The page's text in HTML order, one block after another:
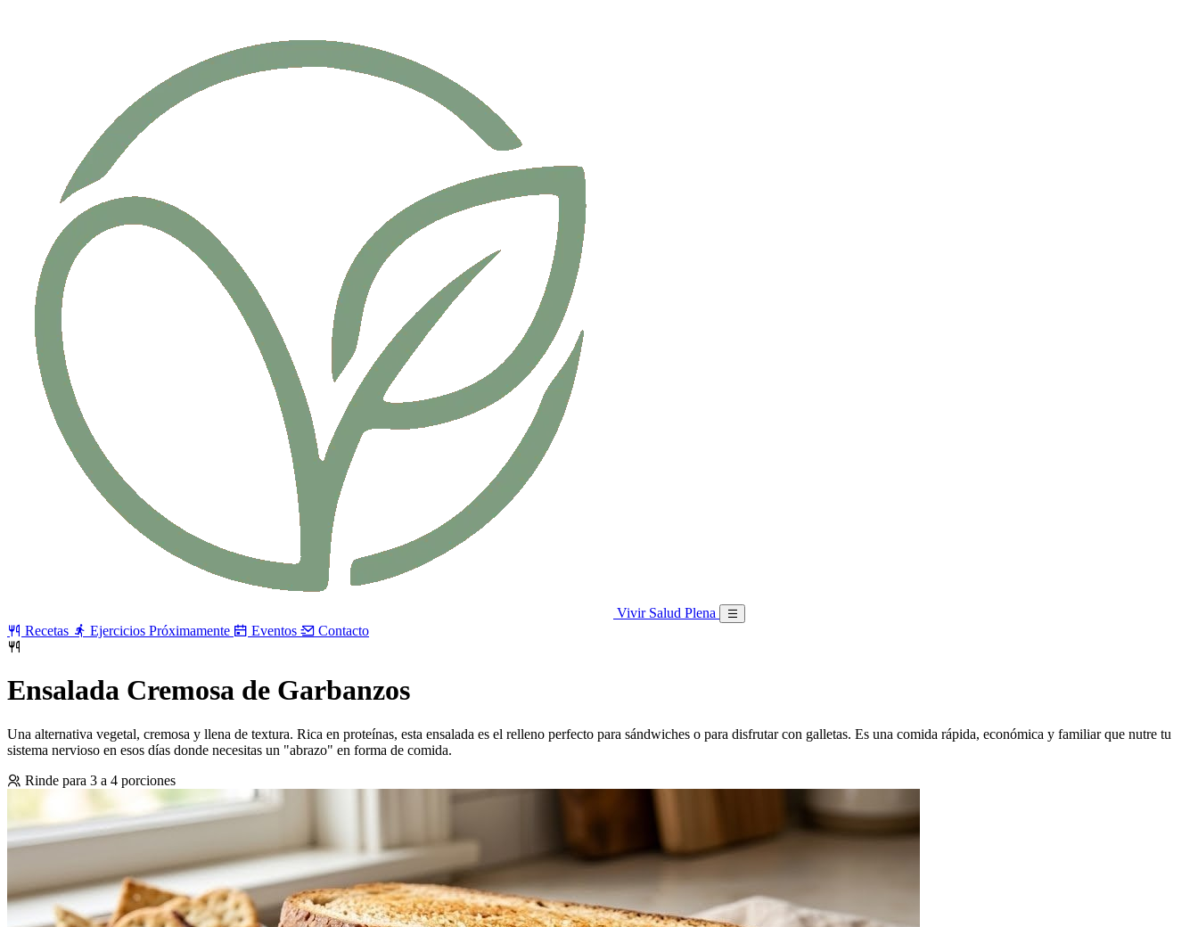
Vivir Salud Plena
Recetas
Ejercicios Próximamente Eventos Contacto
Ensalada Cremosa de Garbanzos
Una alternativa vegetal, cremosa y llena de textura. Rica en proteínas, esta ensalada es el relleno perfecto para sándwiches o para disfrutar con galletas. Es una comida rápida, económica y familiar que nutre tu
sistema nervioso en esos días donde necesitas un "abrazo" en forma de comida.
Rinde para 3 a 4 porciones